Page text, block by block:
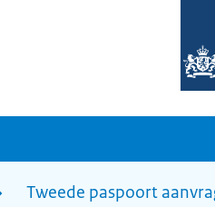
Tweede paspoort